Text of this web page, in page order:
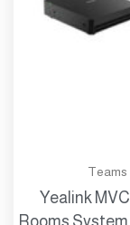
Teams
Yealink
Rooms